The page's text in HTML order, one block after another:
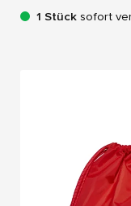
1 Stück sofort